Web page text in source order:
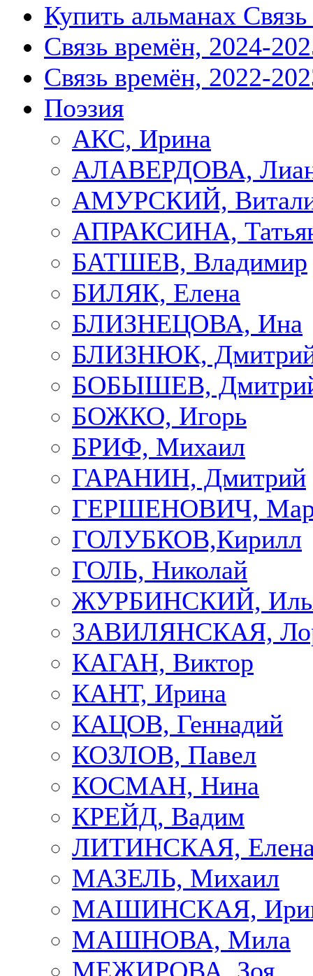
Купить альманах
Связь времён, 2024-
Связь времён, 2022-
Поэзия
АКС, Ирина
АЛАВЕРДОВА,
АМУРСКИЙ,
АПРАКСИНА,
БАТШЕВ, Владимир
БИЛЯК, Елена
БЛИЗНЕЦОВА, Ина
БЛИЗНЮК,
БОБЫШЕВ,
БОЖКО, Игорь
БРИФ, Михаил
ГАРАНИН, Дмитрий
ГЕРШЕНОВИЧ,
ГОЛУБКОВ,Кирилл
ГОЛЬ, Николай
ЖУРБИНСКИЙ,
ЗАВИЛЯНСКАЯ,
КАГАН, Виктор
КАНТ, Ирина
КАЦОВ, Геннадий
КОЗЛОВ, Павел
КОСМАН, Нина
КРЕЙД, Вадим
ЛИТИНСКАЯ,
МАЗЕЛЬ, Михаил
МАШИНСКАЯ,
МАШНОВА, Мила